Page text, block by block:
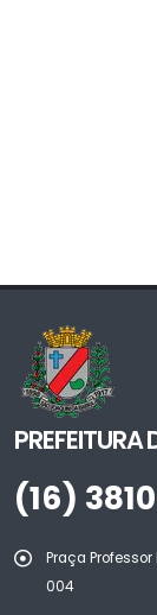
(16)
Praça
004